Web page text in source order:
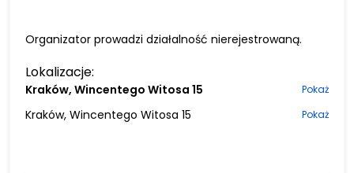
Organizator prowadzi działalność nierejestrowaną.
Lokalizacje:
Kraków, Wincentego Witosa 15 Pokaż
Kraków, Wincentego Witosa 15 Pokaż